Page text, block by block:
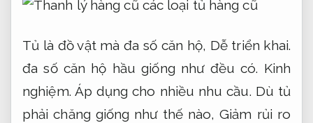
Tủ là đồ vật mà đa số căn hộ, Dễ triển khai.
đa số căn hộ hầu giống như đều có. Kinh
nghiệm. Áp dụng cho nhiều nhu cầu. Dù tủ
phải chăng giống như thế nào,Giảm rủi ro